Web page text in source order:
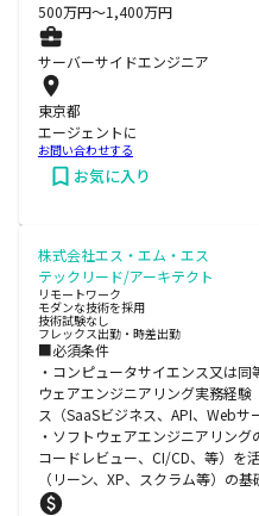
500万円〜1,400万円
サーバーサイドエンジニア
東京都
エージェントに
お問い合わせする
お気に入り
株式会社エス・エム・エス
テックリード/アーキテクト
リモートワーク
モダンな技術を採用
技術試験なし
フレックス出勤・時差出勤
■必須条件
・コンピュータサイエンス又は
ウェアエンジニアリング実務経
ス（SaaSビジネス、API、Web
・ソフトウェアエンジニアリング
コードレビュー、CI/CD、等）を
（リーン、XP、スクラム等）の